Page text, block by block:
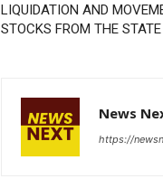
LIQUIDATION AND
STOCKS FROM THE STATE
News
https://